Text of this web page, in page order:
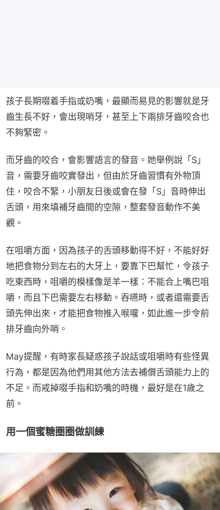
孩子長期啜着手指或奶嘴，最顯而易見的影響就是牙
齒生長不好，會出現哨牙，甚至上下兩排牙齒咬合也
不夠緊密。
而牙齒的咬合，會影響語言的發音。她舉例說「S」
音，需要牙齒咬實發出，但由於牙齒習慣有外物頂
住，咬合不緊，小朋友日後或會在發「S」音時伸出
舌頭，用來填補牙齒間的空隙，整套發音動作不美
觀。
在咀嚼方面，因為孩子的舌頭移動得不好，不能好好
地把食物分到左右的大牙上，要靠下巴幫忙，令孩子
吃東西時，咀嚼的模樣像是羊一樣：不能合上嘴巴咀
嚼，而且下巴需要左右移動。吞嚥時，或者還需要舌
頭先伸出來，才能把食物推入喉嚨，如此進一步令前
排牙齒向外哨。
May提醒，有時家長疑惑孩子說話或咀嚼時有些怪異
行為，都是因為他們用其他方法去補償舌頭能力上的
不足。而戒掉啜手指和奶嘴的時機，最好是在1歲之
前。
用一個蜜糖圈圈做訓練